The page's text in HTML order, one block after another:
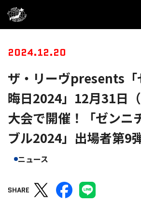
2024.12.20
ザ・リーヴpresents「
晦日2024」12月31日
大会で開催！「ゼンニ
ブル2024」出場者第9
ニュース
SHARE